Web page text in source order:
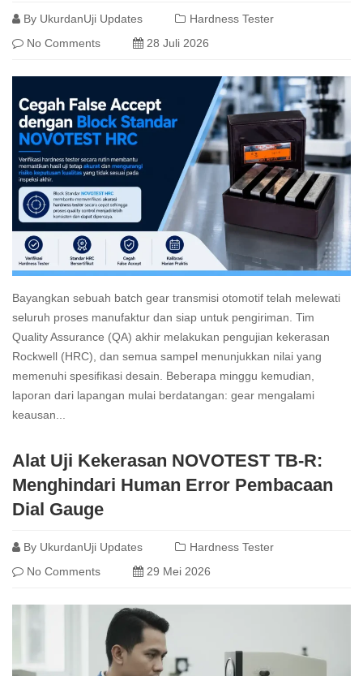
By UkurdanUji Updates
Hardness Tester
No Comments
28 Juli 2026
Bayangkan sebuah batch gear transmisi otomotif telah melewati
seluruh proses manufaktur dan siap untuk pengiriman. Tim
Quality Assurance (QA) akhir melakukan pengujian kekerasan
Rockwell (HRC), dan semua sampel menunjukkan nilai yang
memenuhi spesifikasi desain. Beberapa minggu kemudian,
laporan dari lapangan mulai berdatangan: gear mengalami
keausan...
more
Alat Uji Kekerasan NOVOTEST TB-R:
Menghindari Human Error Pembacaan
Dial Gauge
By UkurdanUji Updates
Hardness Tester
No Comments
29 Mei 2026